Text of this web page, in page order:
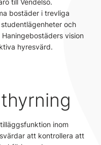
till Vendelsö.
bostäder i trevliga
och
vision
hyresvärd.
inom
att kontrollera att